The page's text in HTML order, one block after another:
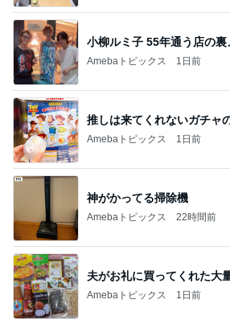
小柳ルミ子 55年通う店の裏
Amebaトピックス 1日前
推しは来てくれないガチャ
Amebaトピックス 1日前
神がかってる掃除機
Amebaトピックス 22時間前
夫がお礼に買ってくれた大
Amebaトピックス 1日前